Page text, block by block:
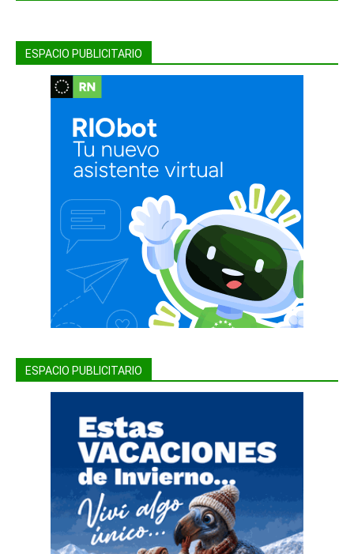
ESPACIO PUBLICITARIO
ESPACIO PUBLICITARIO